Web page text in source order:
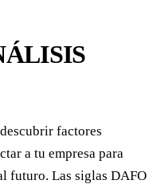
factores
a tu empresa para
futuro. Las siglas DAFO